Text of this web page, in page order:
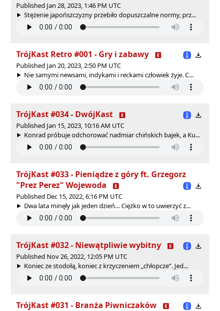
Published Jan 28, 2023, 1:46 PM UTC
Stężenie japońszczyzny przebiło dopuszczalne normy, prz...
TrójKast Retro #001 - Gry i zabawy
Published Jan 20, 2023, 2:50 PM UTC
Nie samymi newsami, indykami i reckami człowiek żyje. C...
TrójKast #034 - DwójKast
Published Jan 15, 2023, 10:16 AM UTC
Konrad próbuje odchorować nadmiar chińskich bajek, a Ku...
TrójKast #033 - Pieniądze z góry ft. Grzegorz
"Prez Perez" Wojewoda
Published Dec 15, 2022, 6:16 PM UTC
Dwa lata minęły jak jeden dzień… Ciężko w to uwierzyć z...
TrójKast #032 - Niewątpliwie wybitny
Published Nov 26, 2022, 12:05 PM UTC
Koniec ze stodołą, koniec z krzyczeniem „chłopcze”. Jed...
TrójKast #031 - Branża Piwniczaków